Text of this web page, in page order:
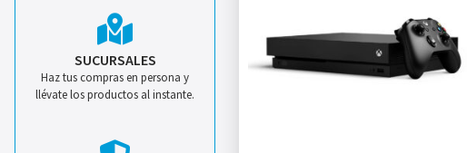
SUCURSALES
Haz tus compras en persona y
llévate los productos al instante.